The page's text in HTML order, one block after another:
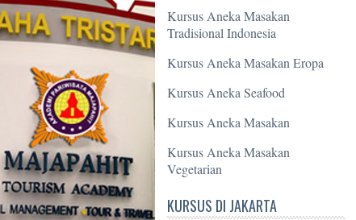
Kursus Aneka Masakan
Tradisional Indonesia
Kursus Aneka Masakan Eropa
Kursus Aneka Seafood
Kursus Aneka Masakan
Kursus Aneka Masakan
Vegetarian
KURSUS DI JAKARTA